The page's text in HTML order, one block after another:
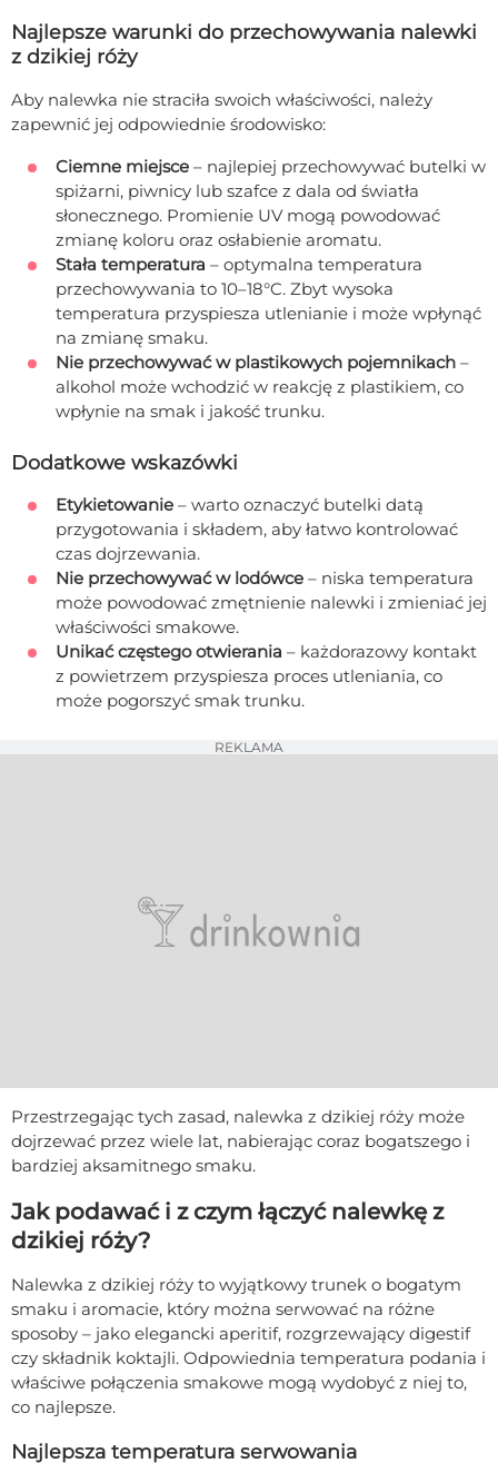
Najlepsze warunki do przechowywania nalewki
z dzikiej róży
Aby nalewka nie straciła swoich właściwości, należy
zapewnić jej odpowiednie środowisko:
Ciemne miejsce – najlepiej przechowywać butelki w
spiżarni, piwnicy lub szafce z dala od światła
słonecznego. Promienie UV mogą powodować
zmianę koloru oraz osłabienie aromatu.
Stała temperatura – optymalna temperatura
przechowywania to 10–18°C. Zbyt wysoka
temperatura przyspiesza utlenianie i może wpłynąć
na zmianę smaku.
Nie przechowywać w plastikowych pojemnikach –
alkohol może wchodzić w reakcję z plastikiem, co
wpłynie na smak i jakość trunku.
Dodatkowe wskazówki
Etykietowanie – warto oznaczyć butelki datą
przygotowania i składem, aby łatwo kontrolować
czas dojrzewania.
Nie przechowywać w lodówce – niska temperatura
może powodować zmętnienie nalewki i zmieniać jej
właściwości smakowe.
Unikać częstego otwierania – każdorazowy kontakt
z powietrzem przyspiesza proces utleniania, co
może pogorszyć smak trunku.
REKLAMA
Przestrzegając tych zasad, nalewka z dzikiej róży może
dojrzewać przez wiele lat, nabierając coraz bogatszego i
bardziej aksamitnego smaku.
Jak podawać i z czym łączyć nalewkę z
dzikiej róży?
Nalewka z dzikiej róży to wyjątkowy trunek o bogatym
smaku i aromacie, który można serwować na różne
sposoby – jako elegancki aperitif, rozgrzewający digestif
czy składnik koktajli. Odpowiednia temperatura podania i
właściwe połączenia smakowe mogą wydobyć z niej to,
co najlepsze.
Najlepsza temperatura serwowania